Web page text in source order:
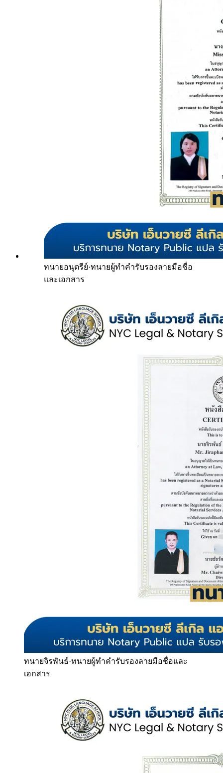
ทนายอนุตรีย์·ทนายผู้ทำคำรับรองลายมือชื่อ
และเอกสาร
ทนายจิรพันธ์·ทนายผู้ทำคำรับรองลายมือชื่อและ
เอกสาร